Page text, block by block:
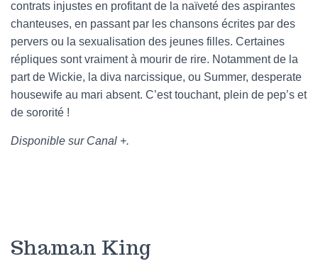
contrats injustes en profitant de la naïveté des aspirantes
chanteuses, en passant par les chansons écrites par des
pervers ou la sexualisation des jeunes filles. Certaines
répliques sont vraiment à mourir de rire. Notamment de la
part de Wickie, la diva narcissique, ou Summer, desperate
housewife au mari absent. C’est touchant, plein de pep’s et
de sororité !
Disponible sur Canal +.
Shaman King